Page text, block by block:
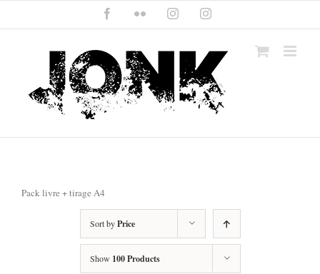
content
FacebookFlickr InstagramInstagram
Pack livre + tirage A4
Sort byPrice
Show 100 Products